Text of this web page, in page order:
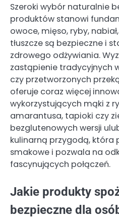
Szeroki wybór naturalnie
produktów stanowi
owoce, mięso, ryby,
tłuszcze są bezpieczne i
zdrowego odżywiania.
zastąpienie tradycyjnych
czy przetworzonych
oferuje coraz więcej
wykorzystujących mąki z
amarantusa, tapioki czy
bezglutenowych wersji
kulinarną przygodą, która
smakowe i pozwala na
fascynujących połączeń.
Jakie produkty
bezpieczne dla